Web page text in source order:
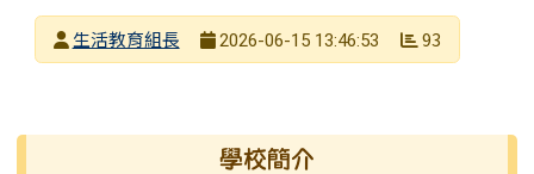
發布者生活教育組長
2026-06-15 13:46:53 93
左邊區域內容 學校簡介